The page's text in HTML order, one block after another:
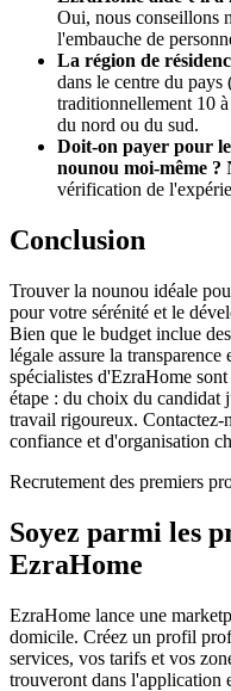
Oui, nous conseillons
l'embauche de
La région de
dans le centre du
traditionnellement 10
du nord ou du sud.
Doit-on payer pour
nounou moi-même ?
vérification de
Conclusion
Trouver la nounou idéale
pour votre sérénité et le
Bien que le budget inclue
légale assure la
spécialistes d'EzraHome
étape : du choix du candidat
travail rigoureux. Contactez-
confiance et d'organisation
Recrutement des premiers
Soyez parmi les
EzraHome
EzraHome lance une
domicile. Créez un profil
services, vos tarifs et vos
trouveront dans l'application